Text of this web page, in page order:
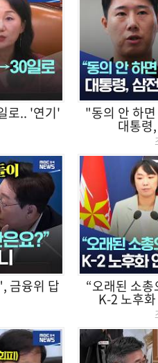
로.. '연기' "동의 안 하
대통령
금융위 답 “오래된 소
K-2 노후